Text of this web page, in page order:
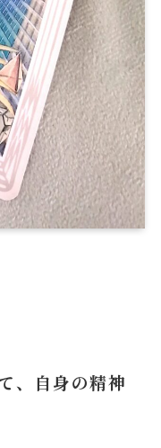
、自身の精神